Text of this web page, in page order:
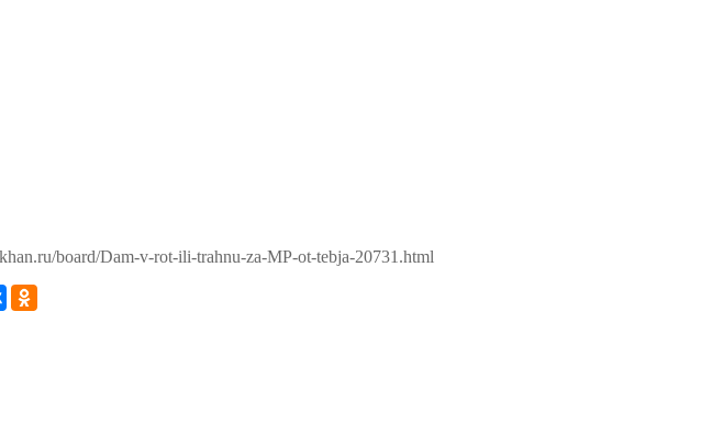
board/Dam-v-rot-ili-trahnu-za-MP-ot-tebja-20731.html